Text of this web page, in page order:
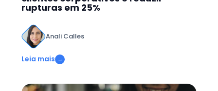
rupturas em 25%
Anali Calles
Leia mais →